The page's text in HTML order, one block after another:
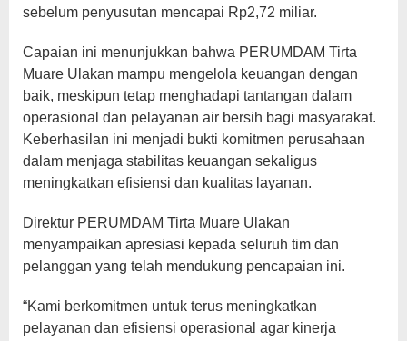
sebelum penyusutan mencapai Rp2,72 miliar.
Capaian ini menunjukkan bahwa PERUMDAM Tirta
Muare Ulakan mampu mengelola keuangan dengan
baik, meskipun tetap menghadapi tantangan dalam
operasional dan pelayanan air bersih bagi masyarakat.
Keberhasilan ini menjadi bukti komitmen perusahaan
dalam menjaga stabilitas keuangan sekaligus
meningkatkan efisiensi dan kualitas layanan.
Direktur PERUMDAM Tirta Muare Ulakan
menyampaikan apresiasi kepada seluruh tim dan
pelanggan yang telah mendukung pencapaian ini.
“Kami berkomitmen untuk terus meningkatkan
pelayanan dan efisiensi operasional agar kinerja